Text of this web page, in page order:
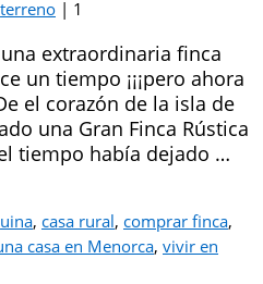
terreno | 1
extraordinaria finca
un tiempo ¡¡¡pero ahora
el corazón de la isla de
una Gran Finca Rústica
tiempo había dejado …
, casa rural, comprar finca,
casa en Menorca, vivir en